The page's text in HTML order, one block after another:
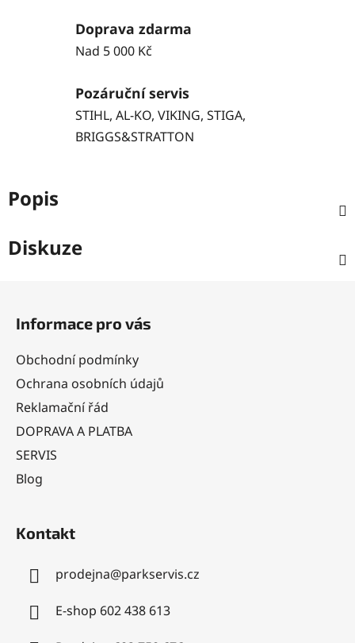
Doprava zdarma
Nad 5 000 Kč
Pozáruční servis
STIHL, AL-KO, VIKING, STIGA,
BRIGGS&STRATTON
Popis
Diskuze
Informace pro vás
Obchodní podmínky
Ochrana osobních údajů
Reklamační řád
DOPRAVA A PLATBA
SERVIS
Blog
Kontakt
prodejna@parkservis.cz
E-shop 602 438 613